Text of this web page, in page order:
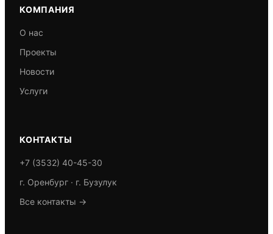
КОМПАНИЯ
О нас
Проекты
Новости
Услуги
КОНТАКТЫ
+7 (3532) 40-45-30
г. Оренбург · г. Бузулук
Все контакты →